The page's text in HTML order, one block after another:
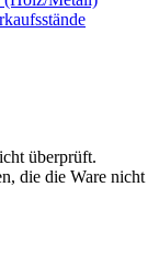
überprüft.
die die Ware nicht